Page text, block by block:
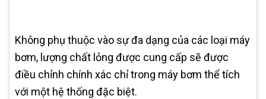
Không phụ thuộc vào sự đa dạng của các loại máy
bơm, lượng chất lỏng được cung cấp sẽ được
điều chỉnh chính xác chỉ trong máy bơm thể tích
với một hệ thống đặc biệt.